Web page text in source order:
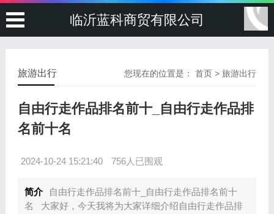
临沂蓝科商贸有限公司
您现在的位置是：首页 >旅游出行
旅游出行
自由行走作品排名前十_自由行走作品排
名前十名
2024-10-24 15:21:40 756人已围观
简介
自由行走作品排名前十_自由行走作品排名前十
名 大家好，今天我将为大家详细介绍自由行走作品排